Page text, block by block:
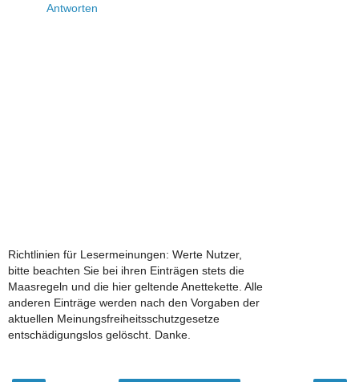
Antworten
Richtlinien für Lesermeinungen: Werte Nutzer,
bitte beachten Sie bei ihren Einträgen stets die
Maasregeln und die hier geltende Anettekette. Alle
anderen Einträge werden nach den Vorgaben der
aktuellen Meinungsfreiheitsschutzgesetze
entschädigungslos gelöscht. Danke.